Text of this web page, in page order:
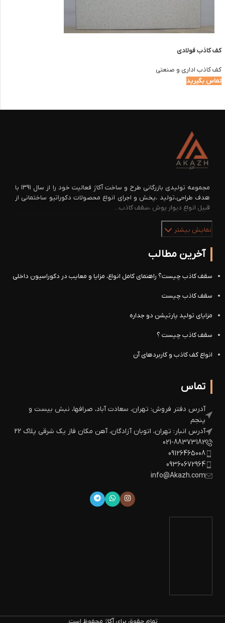
کف کاذب فولادی
کف کاذب اداری و صنعتی
تماس بگیرید
مجموعه تولیدی بازرگانی طرح و ساخت آکاژ فعالیت خود را از سال ۱۳۹۱ با
هدف طراحی،تولید ،پخش و اجرای انواع محصولات دکوراتیو ساختمانی از
قبیل انواع دیوار پوش ،سقف کاذب...
نمایش بیشتر
آخرین مطالب
سقف کاذب چیست؟ راهنمای کامل انواع، مزایا و معایب در دکوراسیون داخلی
سقف کاذب چیست
مزایای تولید پارتیشن دو جداره
سقف کاذب چیست ؟
انواع کف کاذب و کاربردهای آن
تماس
آدرس دفتر فروش: تهران، سعادت آباد، صرافها، نبش بیست و
پنجم
آدرس انبار: تهران، اتوبان آزادگان، آهن مکان فاز یک شرقی پلاک 22
021-88373182
09126465008
09360672964
info@Akazh.com
تمام حقوق برایآکاژ محفوظ است.